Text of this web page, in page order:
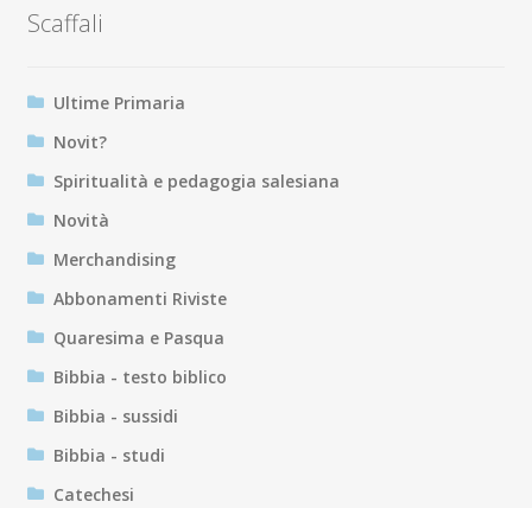
Scaffali
Ultime Primaria
Novit?
Spiritualità e pedagogia salesiana
Novità
Merchandising
Abbonamenti Riviste
Quaresima e Pasqua
Bibbia - testo biblico
Bibbia - sussidi
Bibbia - studi
Catechesi